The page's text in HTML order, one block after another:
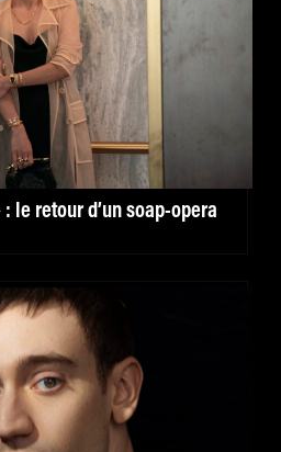
le retour d’un soap-opera